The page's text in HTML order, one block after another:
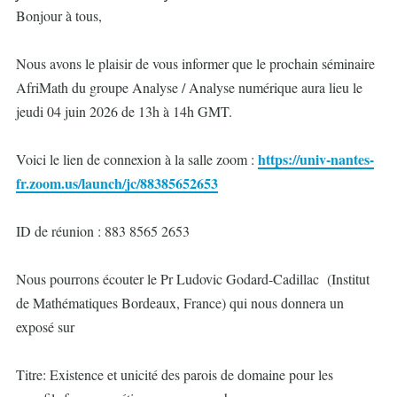
Bonjour à tous,
Nous avons le plaisir de vous informer que le prochain séminaire
AfriMath du groupe Analyse / Analyse numérique aura lieu le
jeudi 04 juin 2026 de 13h à 14h GMT.
Voici le lien de connexion à la salle zoom : https://univ-nantes-
fr.zoom.us/launch/jc/88385652653
ID de réunion : 883 8565 2653
Nous pourrons écouter le Pr Ludovic Godard-Cadillac (Institut
de Mathématiques Bordeaux, France) qui nous donnera un
exposé sur
Titre: Existence et unicité des parois de domaine pour les